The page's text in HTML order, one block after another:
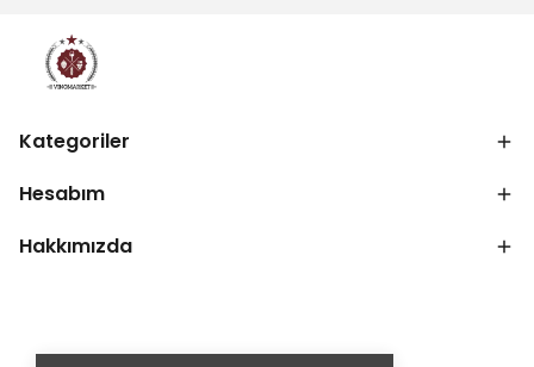
Kategoriler
Hesabım
Hakkımızda